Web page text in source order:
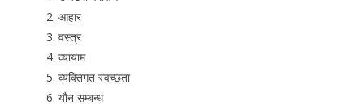
आहार
वस्त्र
व्यायाम
व्यक्तिगत स्वच्छता
यौन सम्बन्ध